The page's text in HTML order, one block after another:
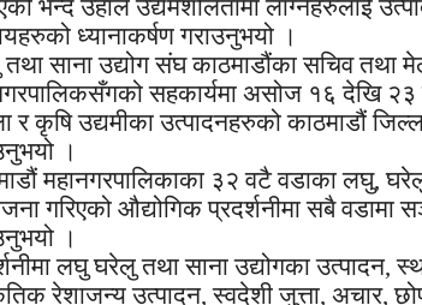
भन्दै उहाँले उद्यमशीलतामा लाग्नेहरुलाई
ध्यानाकर्षण गराउनुभयो ।
साना उद्योग संघ काठमाडौंका सचिव तथा
सहकार्यमा असोज १६ देखि
र कृषि उद्यमीका उत्पादनहरुको काठमाडौं
।
महानगरपालिकाका ३२ वटै वडाका लघु,
गरिएको औद्योगिक प्रदर्शनीमा सबै वडामा
।
लघु घरेलु तथा साना उद्योगका उत्पादन,
रेशाजन्य उत्पादन, स्वदेशी जुत्ता, अचार,